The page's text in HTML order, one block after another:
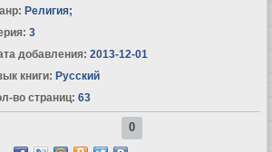
Религия;
3
добавления: 2013-12-01
книги: Русский
во страниц: 63
0